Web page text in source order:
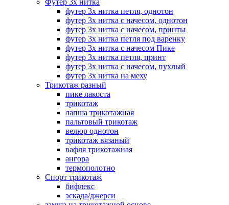
Футер 3х нитка
футер 3х нитка петля, однотон
футер 3х нитка с начесом, однотон
футер 3х нитка с начесом, принты
футер 3х нитка петля под варенку
футер 3х нитка с начесом Пике
футер 3х нитка петля, принт
футер 3х нитка с начесом, пухлый
футер 3х нитка на меху
Трикотаж разный
пике лакоста
трикотаж
лапша трикотажная
пальтовый трикотаж
велюр однотон
трикотаж вязаный
вафля трикотажная
ангора
термополотно
Спорт трикотаж
бифлекс
эскада/джерси